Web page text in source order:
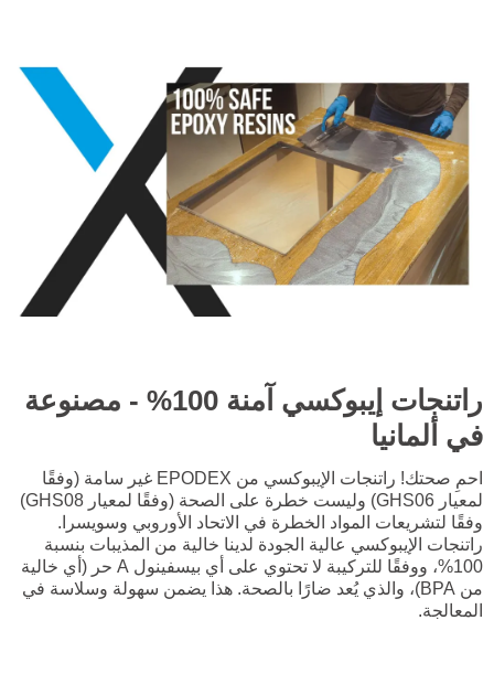
راتنجات إيبوكسي آمنة 100% - مصنوعة
في ألمانيا
احمِ صحتك! راتنجات الإيبوكسي من EPODEX غير سامة (وفقًا
لمعيار GHS06) وليست خطرة على الصحة (وفقًا لمعيار GHS08)
وفقًا لتشريعات المواد الخطرة في الاتحاد الأوروبي وسويسرا.
راتنجات الإيبوكسي عالية الجودة لدينا خالية من المذيبات بنسبة
100%، ووفقًا للتركيبة لا تحتوي على أي بيسفينول A حر (أي خالية
من BPA)، والذي يُعد ضارًا بالصحة. هذا يضمن سهولة وسلاسة في
المعالجة.